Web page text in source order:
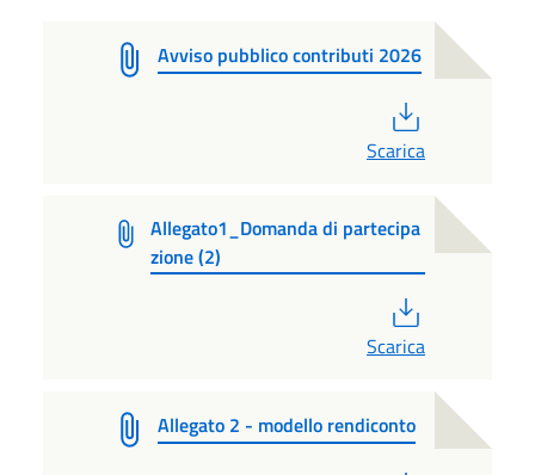
Avviso pubblico contributi 2026
Scarica
Allegato1_Domanda di partecipa
zione (2)
Scarica
Allegato 2 - modello rendiconto